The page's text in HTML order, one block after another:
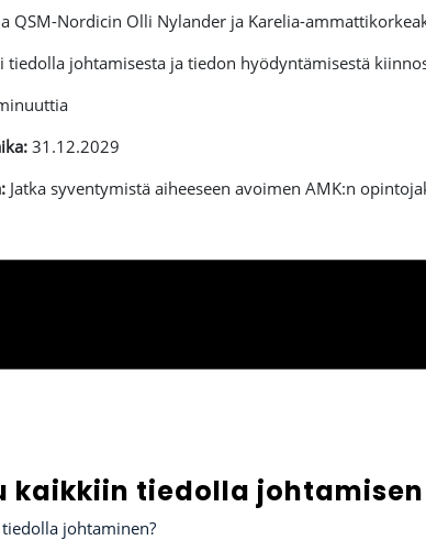
QSM-Nordicin Olli Nylander ja Karelia-
tiedolla johtamisesta ja tiedon hyödyntämisestä
31.12.2029
Jatka syventymistä aiheeseen avoimen AMK:n
kaikkiin tiedolla
johtaminen?